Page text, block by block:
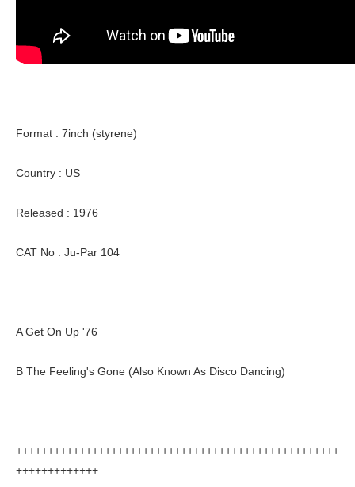
Format : 7inch (styrene)
Country : US
Released : 1976
CAT No : Ju-Par 104
A Get On Up '76
B The Feeling's Gone (Also Known As Disco Dancing)
+++++++++++++++++++++++++++++++++++++++++++++++++++
+++++++++++++